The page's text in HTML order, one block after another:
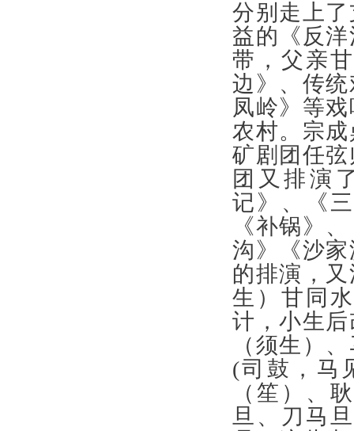
分别走上
益的《反
带，父亲
边》、传
凤岭》等
农村。宗
矿剧团任
团又排演
记》、《
《补锅》
沟》《沙
的排演，
生）甘同
计，小生
（须生）
(司鼓，马
（笙）、
旦、刀马